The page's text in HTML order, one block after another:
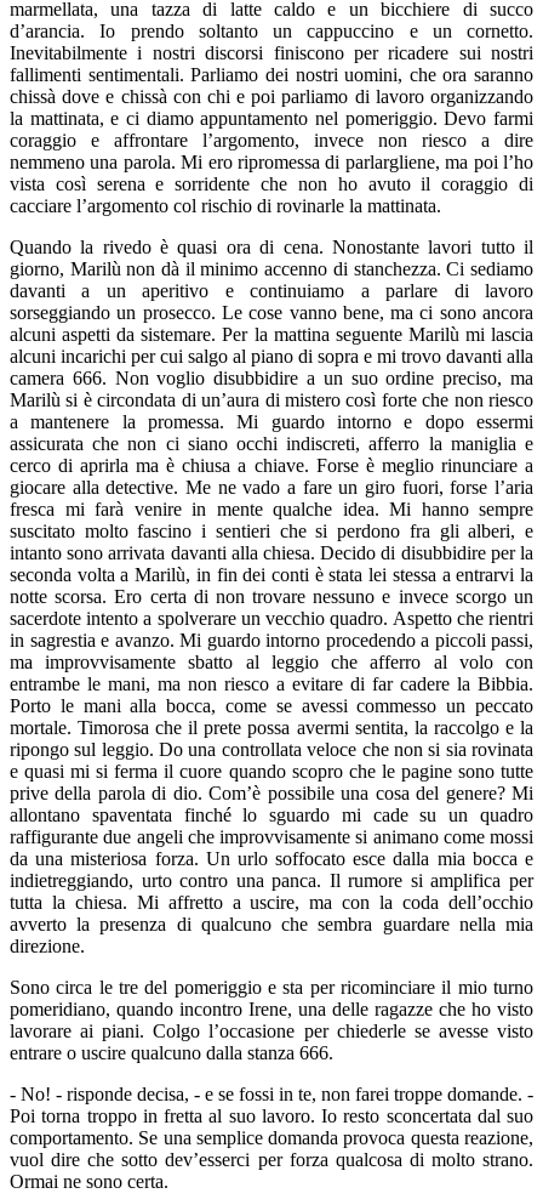
marmellata, una tazza di latte caldo e un bicchiere di succo
d’arancia. Io prendo soltanto un cappuccino e un cornetto.
Inevitabilmente i nostri discorsi finiscono per ricadere sui nostri
fallimenti sentimentali. Parliamo dei nostri uomini, che ora saranno
chissà dove e chissà con chi e poi parliamo di lavoro organizzando
la mattinata, e ci diamo appuntamento nel pomeriggio. Devo farmi
coraggio e affrontare l’argomento, invece non riesco a dire
nemmeno una parola. Mi ero ripromessa di parlargliene, ma poi l’ho
vista così serena e sorridente che non ho avuto il coraggio di
cacciare l’argomento col rischio di rovinarle la mattinata.
Quando la rivedo è quasi ora di cena. Nonostante lavori tutto il
giorno, Marilù non dà il minimo accenno di stanchezza. Ci sediamo
davanti a un aperitivo e continuiamo a parlare di lavoro
sorseggiando un prosecco. Le cose vanno bene, ma ci sono ancora
alcuni aspetti da sistemare. Per la mattina seguente Marilù mi lascia
alcuni incarichi per cui salgo al piano di sopra e mi trovo davanti alla
camera 666. Non voglio disubbidire a un suo ordine preciso, ma
Marilù si è circondata di un’aura di mistero così forte che non riesco
a mantenere la promessa. Mi guardo intorno e dopo essermi
assicurata che non ci siano occhi indiscreti, afferro la maniglia e
cerco di aprirla ma è chiusa a chiave. Forse è meglio rinunciare a
giocare alla detective. Me ne vado a fare un giro fuori, forse l’aria
fresca mi farà venire in mente qualche idea. Mi hanno sempre
suscitato molto fascino i sentieri che si perdono fra gli alberi, e
intanto sono arrivata davanti alla chiesa. Decido di disubbidire per la
seconda volta a Marilù, in fin dei conti è stata lei stessa a entrarvi la
notte scorsa. Ero certa di non trovare nessuno e invece scorgo un
sacerdote intento a spolverare un vecchio quadro. Aspetto che rientri
in sagrestia e avanzo. Mi guardo intorno procedendo a piccoli passi,
ma improvvisamente sbatto al leggio che afferro al volo con
entrambe le mani, ma non riesco a evitare di far cadere la Bibbia.
Porto le mani alla bocca, come se avessi commesso un peccato
mortale. Timorosa che il prete possa avermi sentita, la raccolgo e la
ripongo sul leggio. Do una controllata veloce che non si sia rovinata
e quasi mi si ferma il cuore quando scopro che le pagine sono tutte
prive della parola di dio. Com’è possibile una cosa del genere? Mi
allontano spaventata finché lo sguardo mi cade su un quadro
raffigurante due angeli che improvvisamente si animano come mossi
da una misteriosa forza. Un urlo soffocato esce dalla mia bocca e
indietreggiando, urto contro una panca. Il rumore si amplifica per
tutta la chiesa. Mi affretto a uscire, ma con la coda dell’occhio
avverto la presenza di qualcuno che sembra guardare nella mia
direzione.
Sono circa le tre del pomeriggio e sta per ricominciare il mio turno
pomeridiano, quando incontro Irene, una delle ragazze che ho visto
lavorare ai piani. Colgo l’occasione per chiederle se avesse visto
entrare o uscire qualcuno dalla stanza 666.
- No! - risponde decisa, - e se fossi in te, non farei troppe domande. -
Poi torna troppo in fretta al suo lavoro. Io resto sconcertata dal suo
comportamento. Se una semplice domanda provoca questa reazione,
vuol dire che sotto dev’esserci per forza qualcosa di molto strano.
Ormai ne sono certa.